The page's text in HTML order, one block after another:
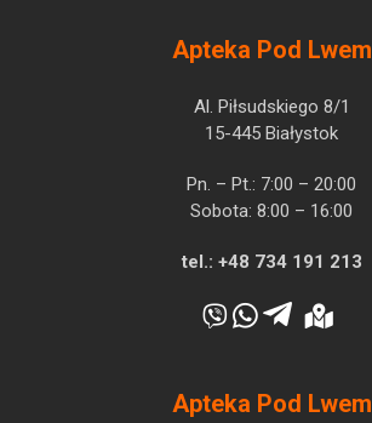
Apteka Pod Lwem
Al. Piłsudskiego 8/1
15-445 Białystok
Pn. – Pt.: 7:00 – 20:00
Sobota: 8:00 – 16:00
tel.: +48 734 191 213
Apteka Pod Lwem